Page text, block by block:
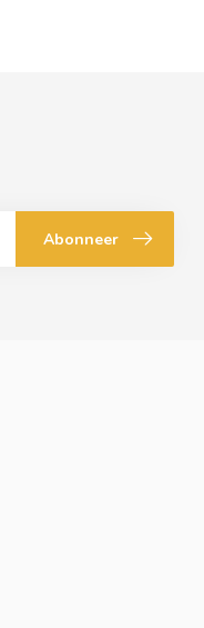
Abonneer